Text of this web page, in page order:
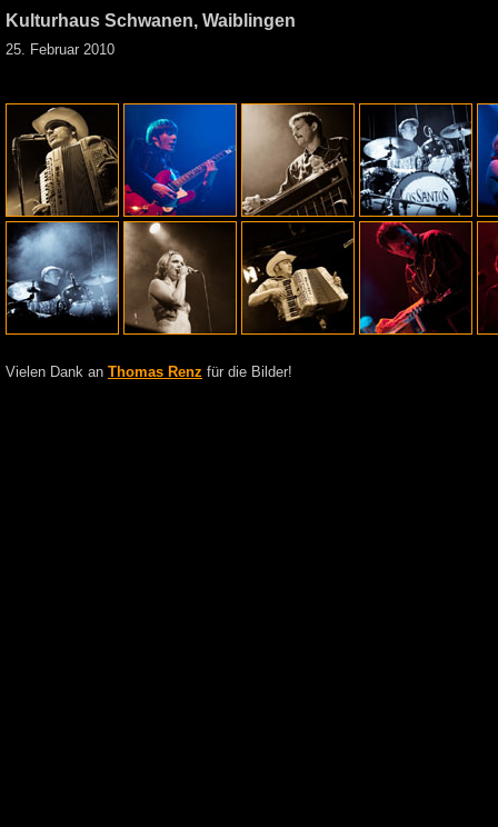
Kulturhaus Schwanen, Waiblingen
25. Februar 2010
Vielen Dank an Thomas Renz für die Bilder!